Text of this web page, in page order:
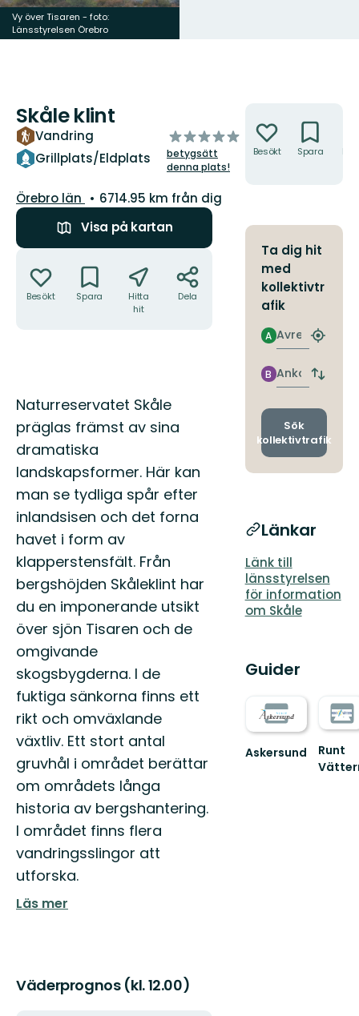
Vy över Tisaren - foto:
Länsstyrelsen Örebro
Skåle klint
Vandring
Grillplats/Eldplats
av
5
stjärnor
betygsätt
denna plats!
Län:
Örebro län
6714.95 km från dig
Visa på kartan
Besökt Spara
Hitta
hit
Dela
Beskrivning
Naturreservatet Skåle
präglas främst av sina
dramatiska
landskapsformer. Här kan
man se tydliga spår efter
inlandsisen och det forna
havet i form av
klapperstensfält. Från
bergshöjden Skåleklint har
du en imponerande utsikt
över sjön Tisaren och de
omgivande
skogsbygderna. I de
fuktiga sänkorna finns ett
rikt och omväxlande
växtliv. Ett stort antal
gruvhål i området berättar
om områdets långa
historia av bergshantering.
I området finns flera
vandringsslingor att
utforska.
Läs mer
Väderprognos (kl. 12.00)
Besökt Spara
Ta dig hit
med
kollektivtr
afik
Avresa
A
Hitta
Ankomst
B
Byt
och
Sök
kollektivtrafik
Länkar
Länk till
länsstyrelsen
för information
om Skåle
Guider
Askersund
Runt